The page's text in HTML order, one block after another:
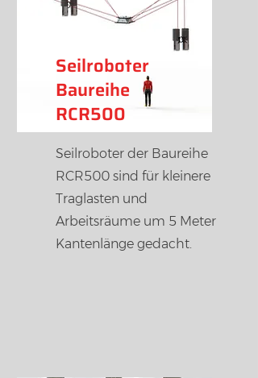
Seilroboter
Baureihe
RCR500
Seilroboter der Baureihe
RCR500 sind für kleinere
Traglasten und
Arbeitsräume um 5 Meter
Kantenlänge gedacht.